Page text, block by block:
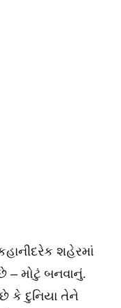
શહેરમાં
મોટું બનવાનું.
કે દુનિયા તેને